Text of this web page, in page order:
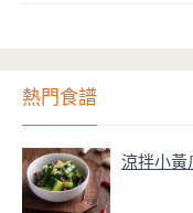
熱門食譜
涼拌小黃